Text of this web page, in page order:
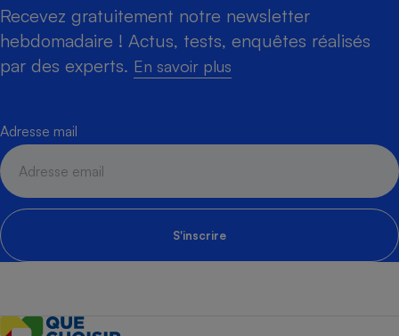
Recevez gratuitement notre newsletter
hebdomadaire ! Actus, tests, enquêtes réalisés
par des experts. En savoir plus
Adresse mail
S'inscrire